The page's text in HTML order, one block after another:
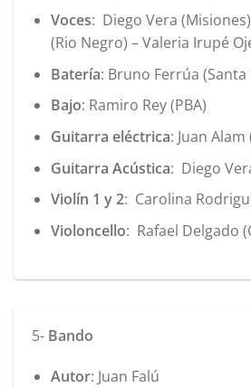
Voces: Diego Vera
(Rio Negro) – Valeria Irupé
Batería: Bruno Ferrúa (Santa
Bajo: Ramiro Rey (PBA)
Guitarra eléctrica: Juan Alam
Guitarra Acústica: Diego
Violín 1 y 2: Carolina
Violoncello: Rafael Delgado
5- Bando
Autor: Juan Falú